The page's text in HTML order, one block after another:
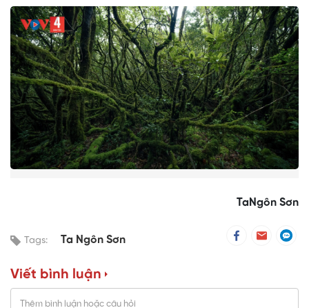
TaNgôn Sơn
Tags: Ta Ngôn Sơn
Viết bình luận